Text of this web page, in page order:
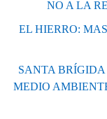
NO A LA
EL HIERRO:
SANTA
MEDIO